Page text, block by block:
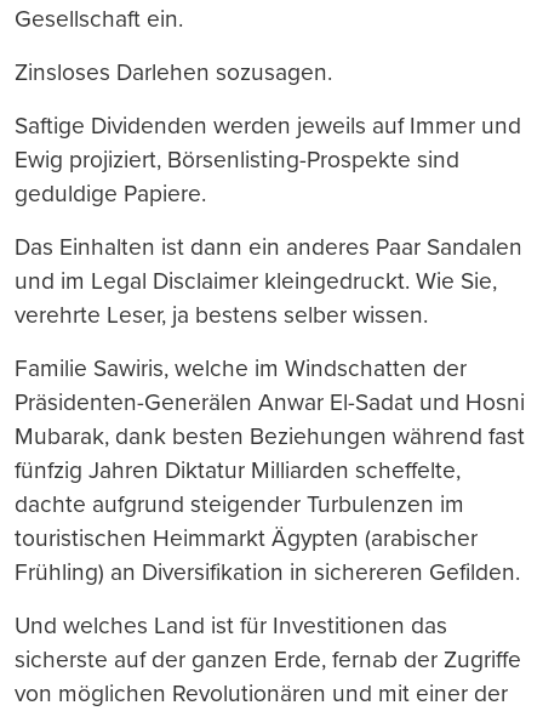
Gesellschaft ein.
Zinsloses Darlehen sozusagen.
Saftige Dividenden werden jeweils auf Immer und
Ewig projiziert, Börsenlisting-Prospekte sind
geduldige Papiere.
Das Einhalten ist dann ein anderes Paar Sandalen
und im Legal Disclaimer kleingedruckt. Wie Sie,
verehrte Leser, ja bestens selber wissen.
Familie Sawiris, welche im Windschatten der
Präsidenten-Generälen Anwar El-Sadat und Hosni
Mubarak, dank besten Beziehungen während fast
fünfzig Jahren Diktatur Milliarden scheffelte,
dachte aufgrund steigender Turbulenzen im
touristischen Heimmarkt Ägypten (arabischer
Frühling) an Diversifikation in sichereren Gefilden.
Und welches Land ist für Investitionen das
sicherste auf der ganzen Erde, fernab der Zugriffe
von möglichen Revolutionären und mit einer der